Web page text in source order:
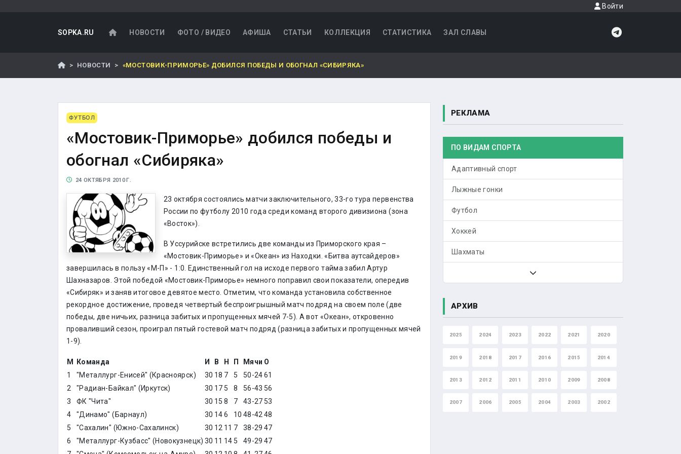
Войти
SOPKA.RU НОВОСТИ ФОТО / ВИДЕО АФИША СТАТЬИ КОЛЛЕКЦИЯ СТАТИСТИКА ЗАЛ СЛАВЫ
НОВОСТИ «МОСТОВИК-ПРИМОРЬЕ» ДОБИЛСЯ ПОБЕДЫ И ОБОГНАЛ «СИБИРЯКА»
ФУТБОЛ
«Мостовик-Приморье» добился победы и
обогнал «Сибиряка»
24 ОКТЯБРЯ 2010 Г.
23 октября состоялись матчи заключительного, 33-го тура первенства
России по футболу 2010 года среди команд второго дивизиона (зона
«Восток»).
В Уссурийске встретились две команды из Приморского края –
«Мостовик-Приморье» и «Океан» из Находки. «Битва аутсайдеров»
завершилась в пользу «М-П» - 1:0. Единственный гол на исходе первого тайма забил Артур
Шахназаров. Этой победой «Мостовик-Приморье» немного поправил свои показатели, опередив
«Сибиряк» и заняв итоговое девятое место. Отметим, что команда установила собственное
рекордное достижение, проведя четвертый беспроигрышный матч подряд на своем поле (две
победы, две ничьих, разница забитых и пропущенных мячей 7-5). А вот «Океан», откровенно
проваливший сезон, проиграл пятый гостевой матч подряд (разница забитых и пропущенных мячей
1-9).
М Команда И В Н П Мячи О
1
"Металлург-Енисей" (Красноярск) 30 18 7 5 50-2461
2
"Радиан-Байкал" (Иркутск) 30 17 5 8 56-43 56
3
ФК "Чита" 30 15 8 7 43-27 53
4
"Динамо" (Барнаул) 30 146 10 48-42 48
5
"Сахалин" (Южно-Сахалинск) 30 12 11 7 38-29 47
6
"Металлург-Кузбасс" (Новокузнецк) 30 11 14 5 49-29 47
РЕКЛАМА
ПО ВИДАМ СПОРТА
Адаптивный спорт
Лыжные гонки
Футбол
Хоккей
Шахматы
АРХИВ
2025 2024 2023 2022 2021 2020
2019 2018 2017 2016 2015 2014
2013 2012 2011 2010 2009 2008
2007 2006 2005 2004 2003 2002